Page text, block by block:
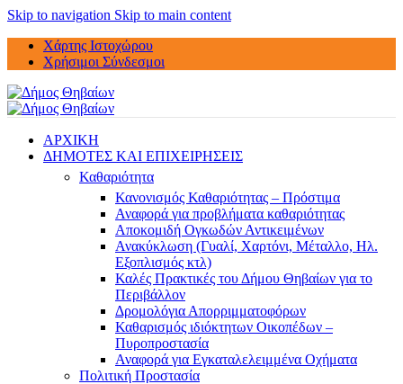
Skip to navigation Skip to main content
Χάρτης Ιστοχώρου
Χρήσιμοι Σύνδεσμοι
ΑΡΧΙΚΗ
ΔΗΜΟΤΕΣ ΚΑΙ ΕΠΙΧΕΙΡΗΣΕΙΣ
Καθαριότητα
Κανονισμός Καθαριότητας – Πρόστιμα
Αναφορά για προβλήματα καθαριότητας
Αποκομιδή Ογκωδών Αντικειμένων
Ανακύκλωση (Γυαλί, Χαρτόνι, Μέταλλο, Ηλ.
Εξοπλισμός κτλ)
Καλές Πρακτικές του Δήμου Θηβαίων για το
Περιβάλλον
Δρομολόγια Απορριμματοφόρων
Καθαρισμός ιδιόκτητων Οικοπέδων –
Πυροπροστασία
Αναφορά για Εγκαταλελειμμένα Οχήματα
Πολιτική Προστασία